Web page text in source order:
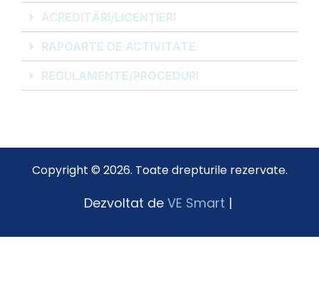
ACREDITĂRI/LICENȚIERI
RAPOARTE DE ACTIVITATE
REGULAMENTE/PROCEDURI
Copyright © 2026. Toate drepturile rezervate.
Dezvoltat de VE Smart |